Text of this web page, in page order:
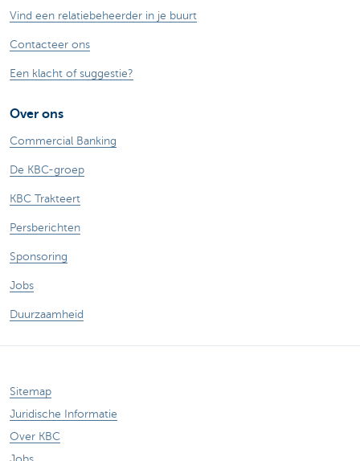
Vind een relatiebeheerder in je buurt
Contacteer ons
Een klacht of suggestie?
Over ons
Commercial Banking
De KBC-groep
KBC Trakteert
Persberichten
Sponsoring
Jobs
Duurzaamheid
Sitemap
Juridische Informatie
Over KBC